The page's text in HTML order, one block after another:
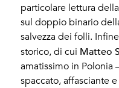
particolare lettura
sul doppio binario
salvezza dei folli.
storico, di cui Matteo
amatissimo in Polonia
spaccato, affasciante